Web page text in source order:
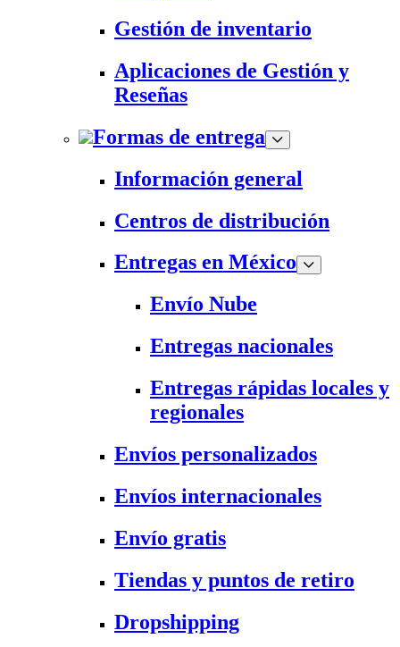
Gestión de inventario
Aplicaciones de Gestión y
Reseñas
Formas de entrega
Información general
Centros de distribución
Entregas en México
Envío Nube
Entregas nacionales
Entregas rápidas locales y
regionales
Envíos personalizados
Envíos internacionales
Envío gratis
Tiendas y puntos de retiro
Dropshipping